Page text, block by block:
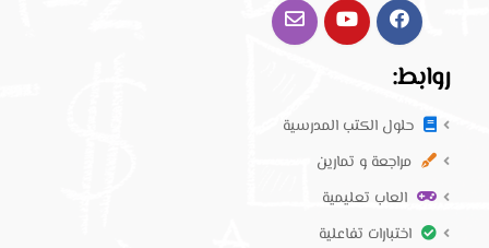
روابط:
حلول الكتب المدرسية
مراجعة و تمارين
العاب تعليمية
اختبارات تفاعلية